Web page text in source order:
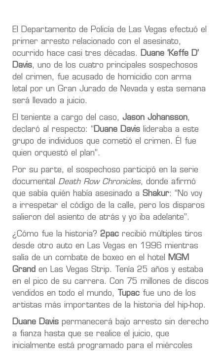
El Departamento de Policía de Las Vegas efectuó el
primer arresto relacionado con el asesinato,
ocurrido hace casi tres décadas.
Duane ‘Keffe D’
Davis, uno de los cuatro principales sospechosos
del crimen, fue acusado de homicidio con arma
letal por un Gran Jurado de Nevada y esta semana
será llevado a juicio.
El teniente a cargo del caso, Jason Johansson,
declaró al respecto: “Duane Davis lideraba a este
grupo de individuos que cometió el crimen. Él fue
quien orquestó el plan”.
Por su parte, el sospechoso participó en la serie
documental Death Row Chronicles, donde afirmó
que sabía quién había asesinado a Shakur: “No voy
a irrespetar el código de la calle, pero los disparos
salieron del asiento de atrás y yo iba adelante”.
¿Cómo fue la historia? 2pac recibió múltiples tiros
desde otro auto en Las Vegas en 1996 mientras
salía de un combate de boxeo en el hotel
MGM
Grand en Las Vegas Strip. Tenía 25 años y estaba
en el pico de su carrera. Con 75 millones de discos
vendidos en todo el mundo,
Tupac fue uno de los
artistas más importantes de la historia del hip-hop.
Duane Davis permanecerá bajo arresto sin derecho
a fianza hasta que se realice el juicio, que
inicialmente está programado para el miércoles